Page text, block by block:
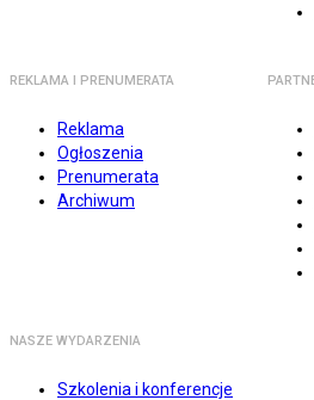
REKLAMA I PRENUMERATA
Reklama
Ogłoszenia
Prenumerata
Archiwum
NASZE WYDARZENIA
Szkolenia i konferencje